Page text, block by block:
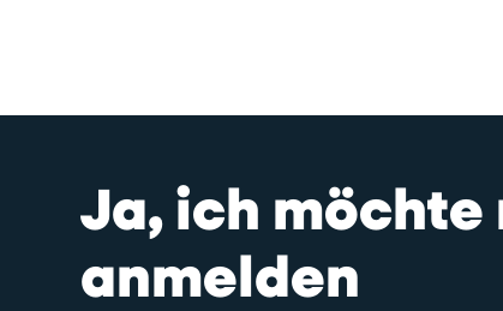
Ja, ich
anmelden